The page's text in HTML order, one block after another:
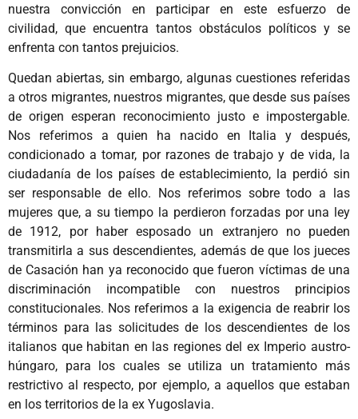
nuestra convicción en participar en este esfuerzo de
civilidad, que encuentra tantos obstáculos políticos y se
enfrenta con tantos prejuicios.
Quedan abiertas, sin embargo, algunas cuestiones referidas
a otros migrantes, nuestros migrantes, que desde sus países
de origen esperan reconocimiento justo e impostergable.
Nos referimos a quien ha nacido en Italia y después,
condicionado a tomar, por razones de trabajo y de vida, la
ciudadanía de los países de establecimiento, la perdió sin
ser responsable de ello. Nos referimos sobre todo a las
mujeres que, a su tiempo la perdieron forzadas por una ley
de 1912, por haber esposado un extranjero no pueden
transmitirla a sus descendientes, además de que los jueces
de Casación han ya reconocido que fueron víctimas de una
discriminación incompatible con nuestros principios
constitucionales. Nos referimos a la exigencia de reabrir los
términos para las solicitudes de los descendientes de los
italianos que habitan en las regiones del ex Imperio austro-
húngaro, para los cuales se utiliza un tratamiento más
restrictivo al respecto, por ejemplo, a aquellos que estaban
en los territorios de la ex Yugoslavia.